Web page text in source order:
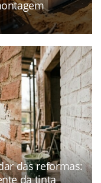
das reformas:
da tinta